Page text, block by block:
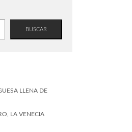
BUSCAR
LLENA DE
LA VENECIA